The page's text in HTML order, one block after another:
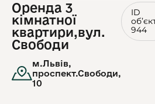
Оренда 3
кімнатної
квартири,вул.
Свободи
м.Львів,
проспект.Свободи,
10
ID
944